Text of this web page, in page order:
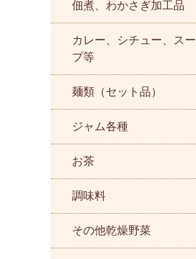
佃煮、わかさぎ加工品
カレー、シチュー、スー
プ等
麺類（セット品）
ジャム各種
お茶
調味料
その他乾燥野菜